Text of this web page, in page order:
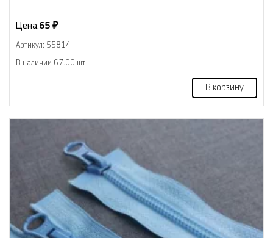
Цена:65 ₽
Артикул: 55814
В наличии 67.00 шт
В корзину